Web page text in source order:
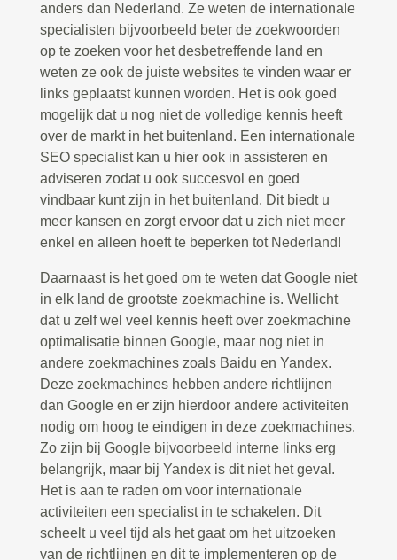
anders dan Nederland. Ze weten de internationale
specialisten bijvoorbeeld beter de zoekwoorden
op te zoeken voor het desbetreffende land en
weten ze ook de juiste websites te vinden waar er
links geplaatst kunnen worden. Het is ook goed
mogelijk dat u nog niet de volledige kennis heeft
over de markt in het buitenland. Een internationale
SEO specialist kan u hier ook in assisteren en
adviseren zodat u ook succesvol en goed
vindbaar kunt zijn in het buitenland. Dit biedt u
meer kansen en zorgt ervoor dat u zich niet meer
enkel en alleen hoeft te beperken tot Nederland!
Daarnaast is het goed om te weten dat Google niet
in elk land de grootste zoekmachine is. Wellicht
dat u zelf wel veel kennis heeft over zoekmachine
optimalisatie binnen Google, maar nog niet in
andere zoekmachines zoals Baidu en Yandex.
Deze zoekmachines hebben andere richtlijnen
dan Google en er zijn hierdoor andere activiteiten
nodig om hoog te eindigen in deze zoekmachines.
Zo zijn bij Google bijvoorbeeld interne links erg
belangrijk, maar bij Yandex is dit niet het geval.
Het is aan te raden om voor internationale
activiteiten een specialist in te schakelen. Dit
scheelt u veel tijd als het gaat om het uitzoeken
van de richtlijnen en dit te implementeren op de